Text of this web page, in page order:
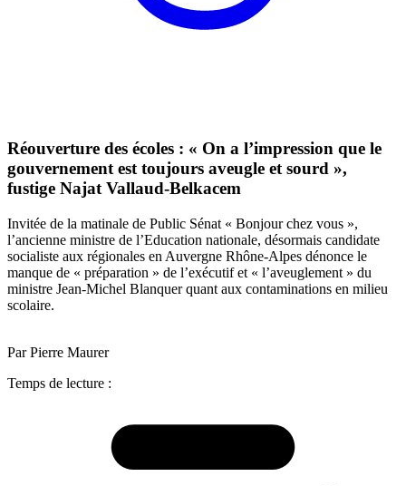
Réouverture des écoles : « On a l’impression que le
gouvernement est toujours aveugle et sourd »,
fustige Najat Vallaud-Belkacem
Invitée de la matinale de Public Sénat « Bonjour chez vous »,
l’ancienne ministre de l’Education nationale, désormais candidate
socialiste aux régionales en Auvergne Rhône-Alpes dénonce le
manque de « préparation » de l’exécutif et « l’aveuglement » du
ministre Jean-Michel Blanquer quant aux contaminations en milieu
scolaire.
Par Pierre Maurer
Temps de lecture :